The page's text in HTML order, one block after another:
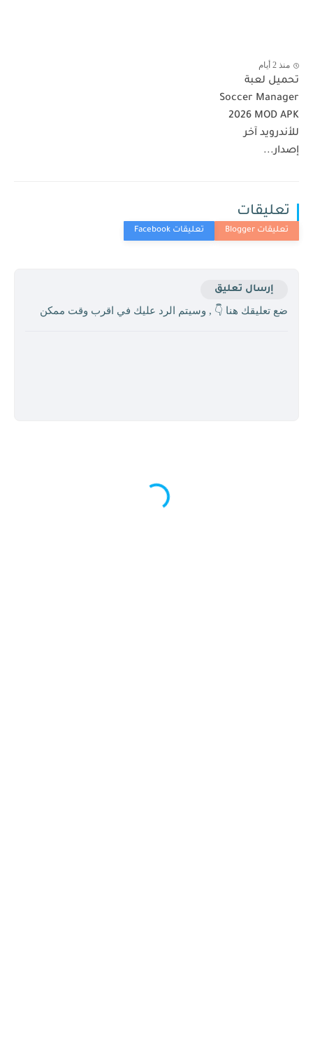
منذ 2 أيام
تحميل لعبة
Soccer Manager
2026 MOD APK
للأندرويد آخر
إصدار...
تعليقات
إرسال تعليق
ضع تعليقك هنا 👇 , وسيتم الرد عليك في اقرب وقت ممكن